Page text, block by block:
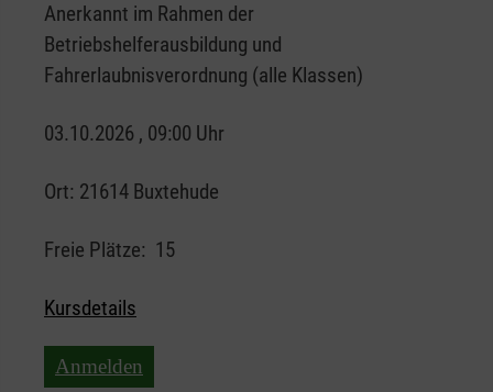
Anerkannt im Rahmen der
Betriebshelferausbildung und
Fahrerlaubnisverordnung (alle Klassen)
03.10.2026 , 09:00 Uhr
Ort: 21614 Buxtehude
Freie Plätze: 15
Kursdetails
Anmelden